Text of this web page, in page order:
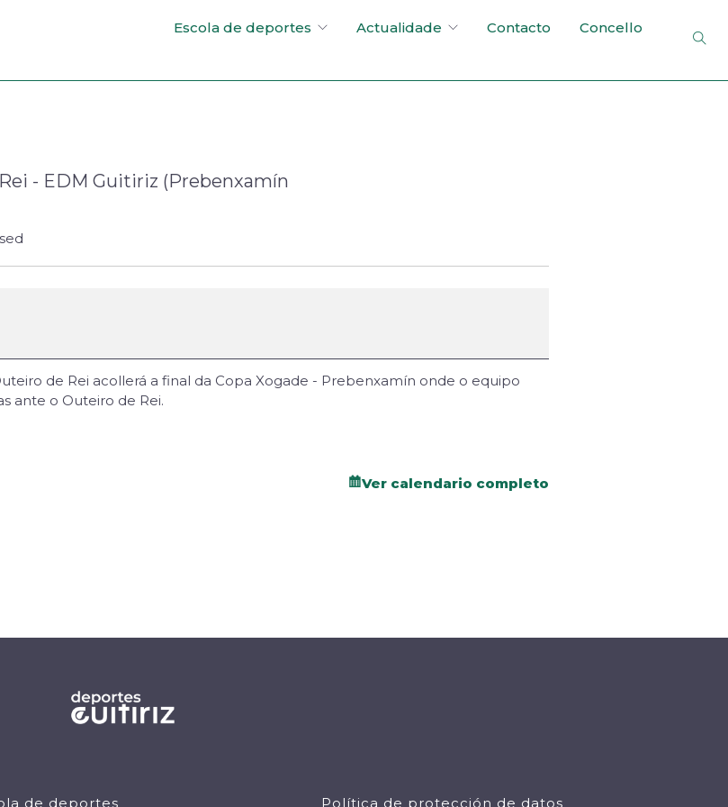
Escola de deportes Actualidade Contacto Concello
- EDM Guitiriz (Prebenxamín
de Rei acollerá a final da Copa Xogade - Prebenxamín onde o equipo
ante o Outeiro de Rei.
Ver calendario completo
de deportes Política de protección de datos